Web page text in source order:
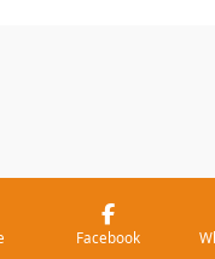
Facebook